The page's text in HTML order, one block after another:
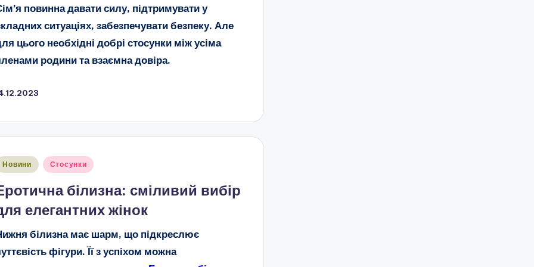
повинна давати силу, підтримувати у
ситуаціях, забезпечувати безпеку. Але
цього необхідні добрі стосунки між усіма
родини та взаємна довіра.
Новини Стосунки
білизна: сміливий вибір
елегантних жінок
білизна має шарм, що підкреслює
фігури. Її з успіхом можна